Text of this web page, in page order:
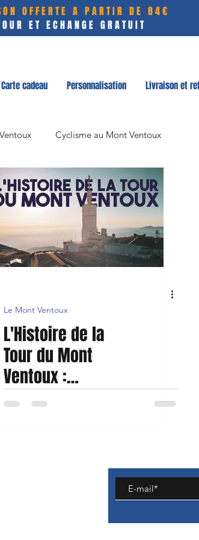
OFFERTE A PARTIR DE 84€
ET ECHANGE GRATUIT
Carte cadeau Personnalisation Livraison et
Cyclisme au Mont Ventoux
Le Mont Ventoux
L'Histoire de la
Tour du Mont
Ventoux :
Emblème du